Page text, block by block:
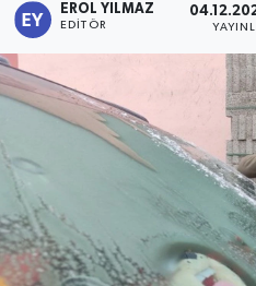
EROL YILMAZ
EDITÖR
KARLIOVA
MERKEZ
SAĞLIK
Haber Arşivi